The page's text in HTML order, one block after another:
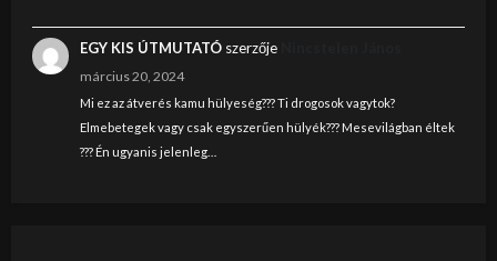
EGY KIS ÚTMUTATÓszerzője
március 20, 2024
Mi ez az átverés kamu hülyeség??? Ti drogosok vagytok?
Elmebetegek vagy csak egyszerűen hülyék??? Mesevilágban éltek
??? Én ugyanis jelenleg…